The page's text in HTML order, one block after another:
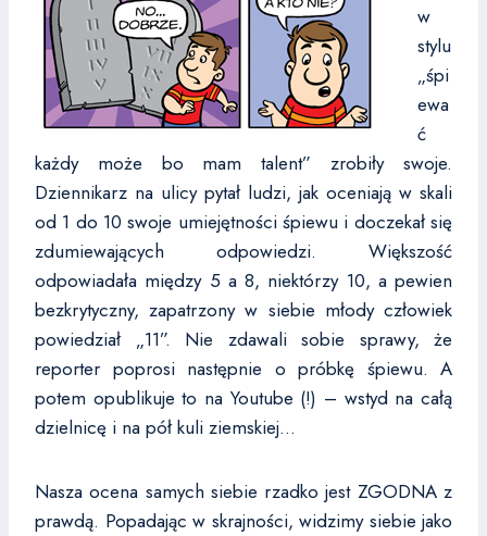
w
stylu
„śpi
ewa
ć
każdy może bo mam talent” zrobiły swoje.
Dziennikarz na ulicy pytał ludzi, jak oceniają w skali
od 1 do 10 swoje umiejętności śpiewu i doczekał się
zdumiewających odpowiedzi. Większość
odpowiadała między 5 a 8, niektórzy 10, a pewien
bezkrytyczny, zapatrzony w siebie młody człowiek
powiedział „11”. Nie zdawali sobie sprawy, że
reporter poprosi następnie o próbkę śpiewu. A
potem opublikuje to na Youtube (!) – wstyd na całą
dzielnicę i na pół kuli ziemskiej…
Nasza ocena samych siebie rzadko jest ZGODNA z
prawdą. Popadając w skrajności, widzimy siebie jako